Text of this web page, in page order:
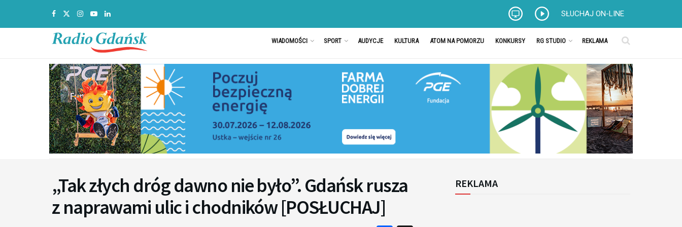
SŁUCHAJ ON-LINE
WIADOMOŚCI SPORT AUDYCJE KULTURA ATOM NA POMORZU KONKURSY RG STUDIO REKLAMA
„Tak złych dróg dawno nie było”. Gdańsk rusza
z naprawami ulic i chodników [POSŁUCHAJ]
REKLAMA